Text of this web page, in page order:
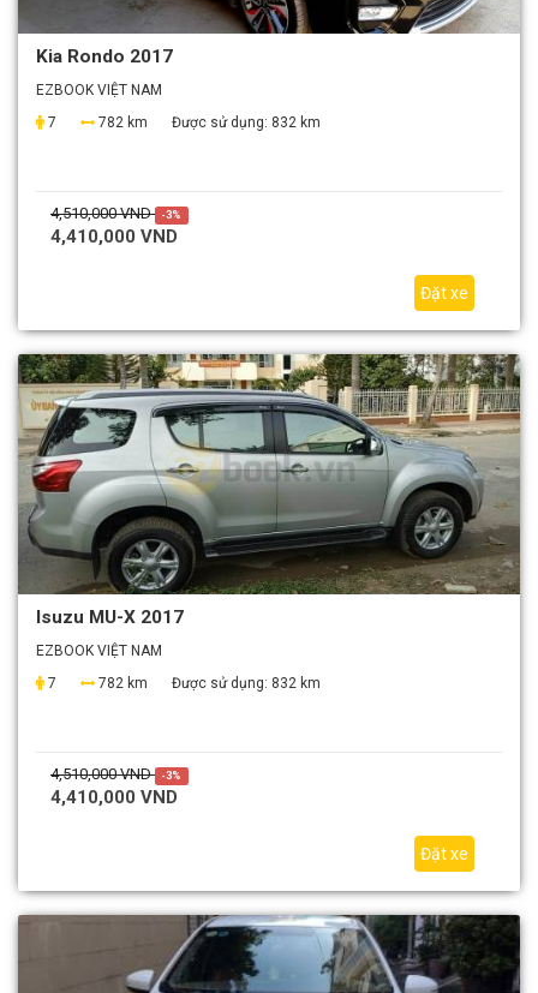
Kia Rondo 2017
EZBOOK VIỆT NAM
7
782 km Được sử dụng: 832 km
4,510,000 VND -3%
4,410,000 VND
Đặt xe
Isuzu MU-X 2017
EZBOOK VIỆT NAM
7
782 km Được sử dụng: 832 km
4,510,000 VND -3%
4,410,000 VND
Đặt xe